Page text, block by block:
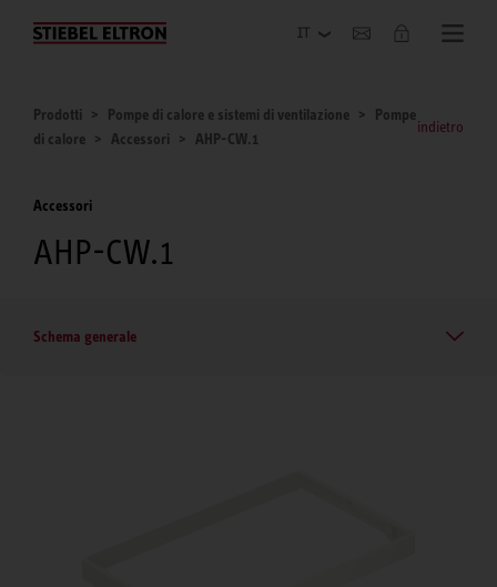
Azienda
Prodotti Pompe di calore e sistemi di ventilazione
Pompe
di calore
Accessori AHP-CW.1
indietro
Accessori
AHP-CW.1
Schema generale